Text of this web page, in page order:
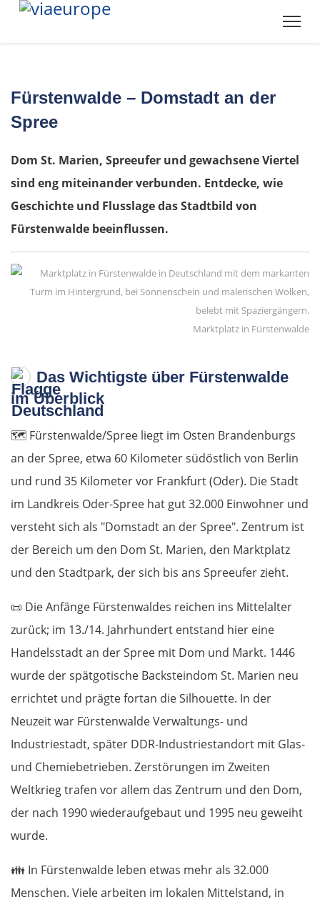
Fürstenwalde – Domstadt an der
Spree
Dom St. Marien, Spreeufer und gewachsene Viertel
sind eng miteinander verbunden. Entdecke, wie
Geschichte und Flusslage das Stadtbild von
Fürstenwalde beeinflussen.
Marktplatz in Fürstenwalde
Das Wichtigste über Fürstenwalde
im Überblick
🗺️ Fürstenwalde/Spree liegt im Osten Brandenburgs
an der Spree, etwa 60 Kilometer südöstlich von Berlin
und rund 35 Kilometer vor Frankfurt (Oder). Die Stadt
im Landkreis Oder-Spree hat gut 32.000 Einwohner und
versteht sich als "Domstadt an der Spree". Zentrum ist
der Bereich um den Dom St. Marien, den Marktplatz
und den Stadtpark, der sich bis ans Spreeufer zieht.
📜 Die Anfänge Fürstenwaldes reichen ins Mittelalter
zurück; im 13./14. Jahrhundert entstand hier eine
Handelsstadt an der Spree mit Dom und Markt. 1446
wurde der spätgotische Backsteindom St. Marien neu
errichtet und prägte fortan die Silhouette. In der
Neuzeit war Fürstenwalde Verwaltungs- und
Industriestadt, später DDR-Industriestandort mit Glas-
und Chemiebetrieben. Zerstörungen im Zweiten
Weltkrieg trafen vor allem das Zentrum und den Dom,
der nach 1990 wiederaufgebaut und 1995 neu geweiht
wurde.
👪 In Fürstenwalde leben etwas mehr als 32.000
Menschen. Viele arbeiten im lokalen Mittelstand, in